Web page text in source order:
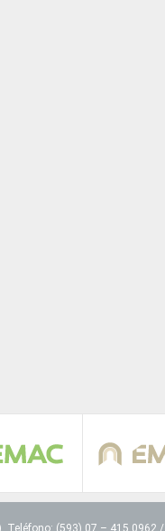
Teléfono: (593) 07 – 415 0962 /